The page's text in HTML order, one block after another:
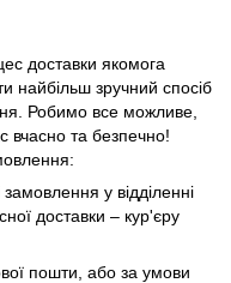
доставки якомога
найбільш зручний спосіб
Робимо все можливе,
вчасно та безпечно!
у відділенні
доставки – кур'єру
пошти, або за умови